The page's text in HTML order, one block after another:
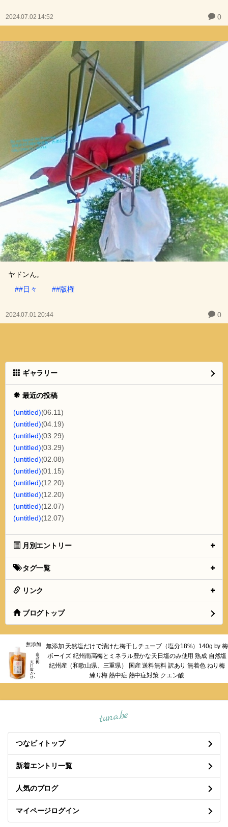
2024.07.02 14:52 0
ヤドンん。
##日々
##版権
2024.07.01 20:44 0
ギャラリー
最近の投稿
(untitled)(06.11)
(untitled)(04.19)
(untitled)(03.29)
(untitled)(03.29)
(untitled)(02.08)
(untitled)(01.15)
(untitled)(12.20)
(untitled)(12.20)
(untitled)(12.07)
(untitled)(12.07)
月別エントリー
タグ一覧
リンク
ブログトップ
無添加 天然塩だけで漬けた梅干しチューブ（塩分18%）140g by 梅
ボーイズ 紀州南高梅とミネラル豊かな天日塩のみ使用 熟成 自然塩
紀州産（和歌山県、三重県） 国産 送料無料 訳あり 無着色 ねり梅
練り梅 熱中症 熱中症対策 クエン酸
tuna.be
つなビィトップ
新着エントリ一覧
人気のブログ
マイページログイン